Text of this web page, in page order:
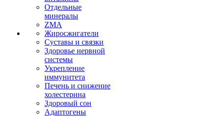
Отдельные
минералы
ZMA
Жиросжигатели
Суставы и связки
Здоровье нервной
системы
Укрепление
иммунитета
Печень и снижение
холестерина
Здоровый сон
Адаптогены